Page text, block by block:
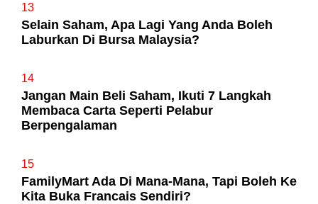
13
Selain Saham, Apa Lagi Yang Anda Boleh
Laburkan Di Bursa Malaysia?
14
Jangan Main Beli Saham, Ikuti 7 Langkah
Membaca Carta Seperti Pelabur
Berpengalaman
15
FamilyMart Ada Di Mana-Mana, Tapi Boleh Ke
Kita Buka Francais Sendiri?